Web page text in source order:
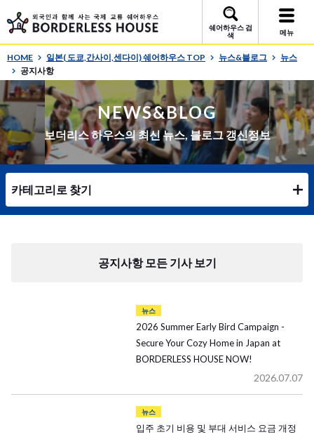
쉐어하우스 검
색
메뉴
HOME 일본( 도쿄,간사이,센다이) 쉐어하우스 TOP 뉴스&블로그
뉴스
공지사항
NEWS&BLOG
보더리스 하우스의 최신 뉴스, 블로그 갱신정보
카테고리로 찾기
공지사항 모든 기사 보기
뉴스
2026 Summer Early Bird Campaign -
Secure Your Cozy Home in Japan at
BORDERLESS HOUSE NOW!
2026.07.07
뉴스
입주 초기 비용 및 부대 서비스 요금 개정